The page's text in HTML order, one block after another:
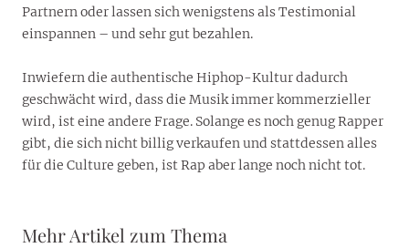
Partnern oder lassen sich wenigstens als Testimonial
einspannen – und sehr gut bezahlen.
Inwiefern die authentische Hiphop-Kultur dadurch
geschwächt wird, dass die Musik immer kommerzieller
wird, ist eine andere Frage. Solange es noch genug Rapper
gibt, die sich nicht billig verkaufen und stattdessen alles
für die Culture geben, ist Rap aber lange noch nicht tot.
Mehr Artikel zum Thema